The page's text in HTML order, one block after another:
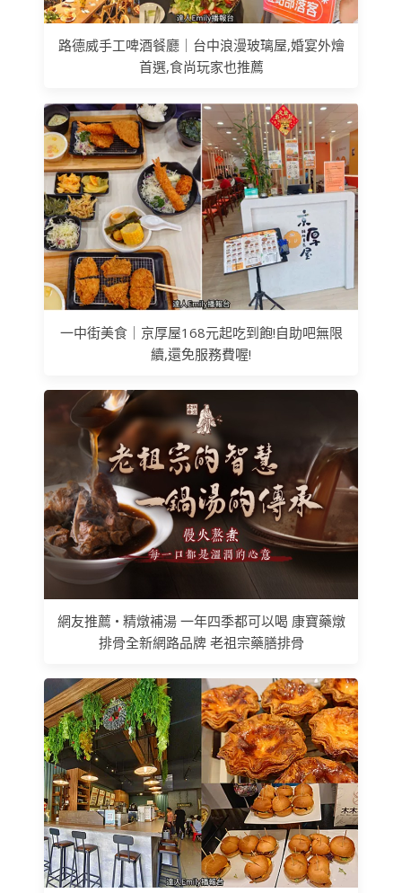
路德威手工啤酒餐廳｜台中浪漫玻璃屋,婚宴外燴
首選,食尚玩家也推薦
一中街美食｜京厚屋168元起吃到飽!自助吧無限
續,還免服務費喔!
網友推薦 • 精燉補湯 一年四季都可以喝 康寶藥燉
排骨全新網路品牌 老祖宗藥膳排骨